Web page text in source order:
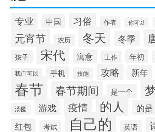
专业 中国 习俗 作者 你可以
元宵节 农历 冬天 冬季
孩子 宋代 寓意 工作 年初
我们可以 手机 技能 攻略 新年
春节 春节期间 是一个
汤圆 游戏 疫情 的人 的是
红包 考试 自己的 英语